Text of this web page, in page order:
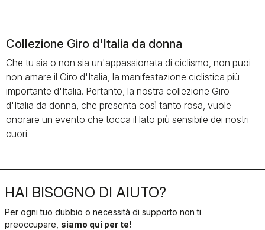
Collezione Giro d'Italia da donna
Che tu sia o non sia un'appassionata di ciclismo, non puoi
non amare il Giro d'Italia, la manifestazione ciclistica più
importante d'Italia. Pertanto, la nostra collezione Giro
d'Italia da donna, che presenta così tanto rosa, vuole
onorare un evento che tocca il lato più sensibile dei nostri
cuori.
HAI BISOGNO DI AIUTO?
Per ogni tuo dubbio o necessità di supporto non ti
preoccupare, siamo qui per te!